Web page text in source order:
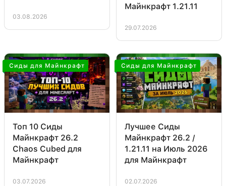
03.08.2026
Майнкрафт 1.21.11
29.07.2026
Сиды для Майнкрафт
Топ 10 Сиды
Майнкрафт 26.2
Chaos Cubed для
Майнкрафт
03.07.2026
Сиды для Майнкрафт
Лучшее Сиды
Майнкрафт 26.2 /
1.21.11 на Июль 2026
для Майнкрафт
02.07.2026